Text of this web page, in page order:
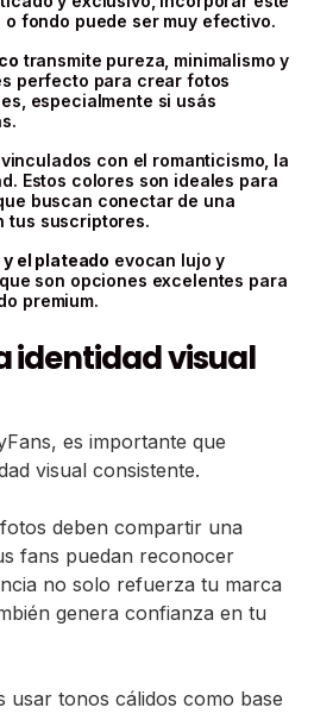
fondo puede ser muy efectivo.
transmite pureza, minimalismo y
perfecto para crear fotos
especialmente si usás
con el romanticismo, la
Estos colores son ideales para
buscan conectar de una
tus suscriptores.
el plateado evocan lujo y
son opciones excelentes para
premium.
identidad visual
es importante que
visual consistente.
deben compartir una
fans puedan reconocer
no solo refuerza tu marca
genera confianza en tu
usar tonos cálidos como base